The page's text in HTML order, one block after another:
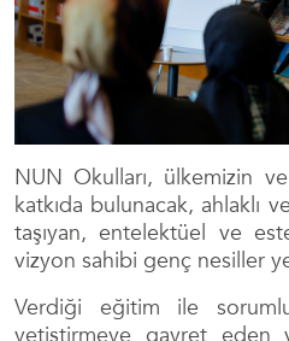
NUN Okulları, ülkemizin
katkıda bulunacak, ahlaklı
taşıyan, entelektüel ve
vizyon sahibi genç nesiller
Verdiği eğitim ile
yetiştirmeye gayret eden